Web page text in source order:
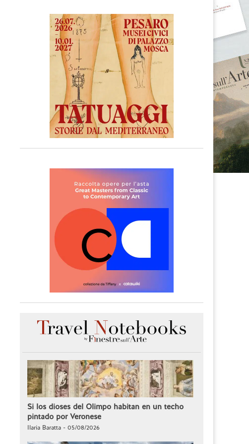
Si los dioses del Olimpo habitan en un techo
pintado por Veronese
Ilaria Baratta - 05/08/2026